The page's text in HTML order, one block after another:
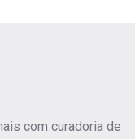
com curadoria de